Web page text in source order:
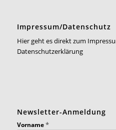
Impressum/Datenschutz
Hier geht es direkt zum
Datenschutzerklärung
Newsletter-Anmeldung
Vorname*